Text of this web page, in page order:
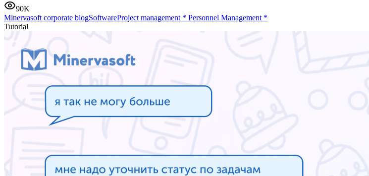
90K
Minervasoft corporate blogSoftwareProject management * Personnel Management *
Tutorial